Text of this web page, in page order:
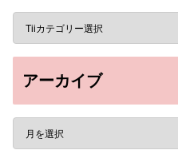
アーカイブ